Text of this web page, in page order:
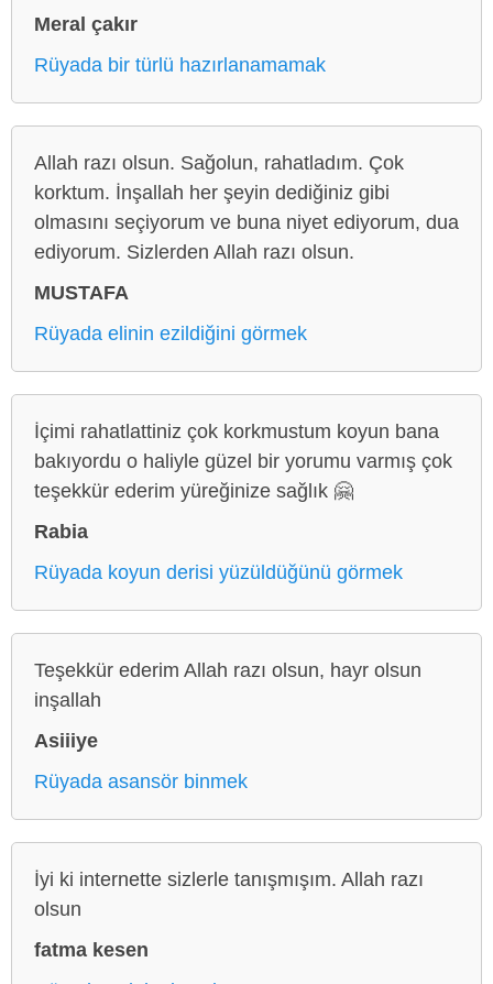
Meral çakır
Rüyada bir türlü hazırlanamamak
Allah razı olsun. Sağolun, rahatladım. Çok
korktum. İnşallah her şeyin dediğiniz gibi
olmasını seçiyorum ve buna niyet ediyorum, dua
ediyorum. Sizlerden Allah razı olsun.
MUSTAFA
Rüyada elinin ezildiğini görmek
İçimi rahatlattiniz çok korkmustum koyun bana
bakıyordu o haliyle güzel bir yorumu varmış çok
teşekkür ederim yüreğinize sağlık 🤗
Rabia
Rüyada koyun derisi yüzüldüğünü görmek
Teşekkür ederim Allah razı olsun, hayr olsun
inşallah
Asiiiye
Rüyada asansör binmek
İyi ki internette sizlerle tanışmışım. Allah razı
olsun
fatma kesen